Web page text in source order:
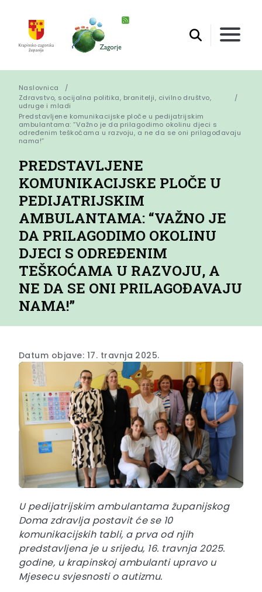
Naslovnica
Zdravstvo, socijalna politika, branitelji, civilno društvo,
udruge i mladi
Predstavljene komunikacijske ploče u pedijatrijskim
ambulantama: “Važno je da prilagodimo okolinu djeci s
određenim teškoćama u razvoju, a ne da se oni prilagođavaju
nama!”
PREDSTAVLJENE
KOMUNIKACIJSKE PLOČE U
PEDIJATRIJSKIM
AMBULANTAMA: “VAŽNO JE
DA PRILAGODIMO OKOLINU
DJECI S ODREĐENIM
TEŠKOĆAMA U RAZVOJU, A
NE DA SE ONI PRILAGOĐAVAJU
NAMA!”
Datum objave: 17. travnja 2025.
U pedijatrijskim ambulantama županijskog
Doma zdravlja postavit će se 10
komunikacijskih tabli, a prva od njih
predstavljena je u srijedu, 16. travnja 2025.
godine, u krapinskoj ambulanti upravo u
Mjesecu svjesnosti o autizmu.